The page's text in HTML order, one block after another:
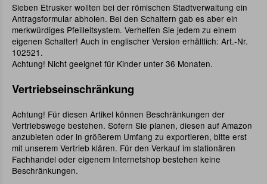
Sieben Etrusker wollten bei der römischen Stadtverwaltung ein
Antragsformular abholen. Bei den Schaltern gab es aber ein
merkwürdiges Pfeilleitsystem. Verhelfen Sie jedem zu einem
eigenen Schalter! Auch in englischer Version erhältlich: Art.-Nr.
102521.
Achtung! Nicht geeignet für Kinder unter 36 Monaten.
Vertriebseinschränkung
Achtung! Für diesen Artikel können Beschränkungen der
Vertriebswege bestehen. Sofern Sie planen, diesen auf Amazon
anzubieten oder in größerem Umfang zu exportieren, bitte erst
mit unserem Vertrieb klären. Für den Verkauf im stationären
Fachhandel oder eigenem Internetshop bestehen keine
Beschränkungen.